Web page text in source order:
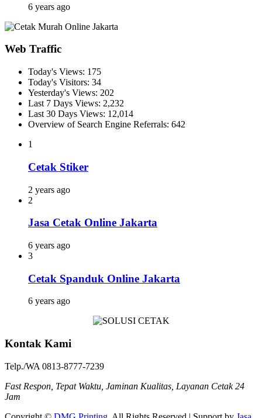
6 years ago
Web Traffic
Today's Views: 175
Today's Visitors: 34
Yesterday's Views: 202
Last 7 Days Views: 2,232
Last 30 Days Views: 12,014
Overview of Search Engine Referrals: 642
1
Cetak Stiker
2 years ago
2
Jasa Cetak Online Jakarta
6 years ago
3
Cetak Spanduk Online Jakarta
6 years ago
Kontak Kami
Telp./WA 0813-8777-7239
Fast Respon, Tepat Waktu, Jaminan Kualitas, Layanan Cetak 24
Jam